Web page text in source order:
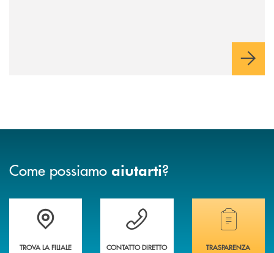
Come possiamo aiutarti?
Accedi all' elenco completo delle filiali della banca.
TROVA LA FILIALE
Hai bisogno di assistenza immediata?
CONTATTO DIRETTO
Hai bisogno di
TRASPARENZA